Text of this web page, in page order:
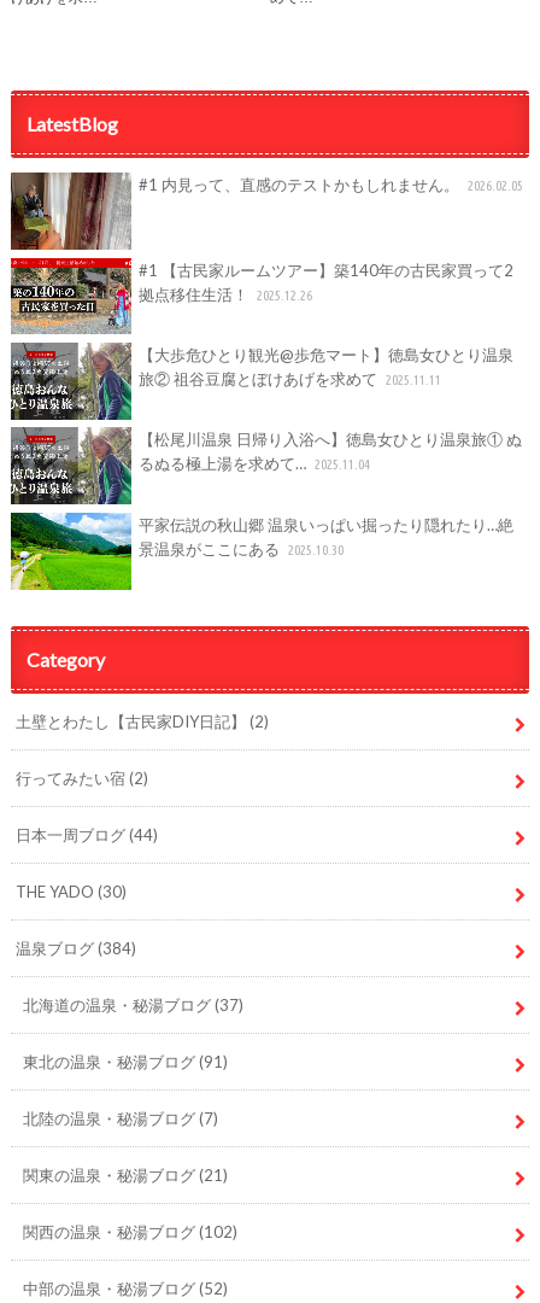
LatestBlog
#1 内見って、直感のテストかもしれません。 2026.02.05
#1 【古民家ルームツアー】築140年の古民家買って2
拠点移住生活！
2025.12.26
【大歩危ひとり観光@歩危マート】徳島女ひとり温泉
旅② 祖谷豆腐とぼけあげを求めて
2025.11.11
【松尾川温泉 日帰り入浴へ】徳島女ひとり温泉旅① ぬ
るぬる極上湯を求めて… 2025.11.04
平家伝説の秋山郷 温泉いっぱい掘ったり隠れたり…絶
景温泉がここにある
2025.10.30
Category
土壁とわたし【古民家DIY日記】 (2)
行ってみたい宿(2)
日本一周ブログ(44)
THE YADO (30)
温泉ブログ(384)
北海道の温泉・秘湯ブログ(37)
東北の温泉・秘湯ブログ(91)
北陸の温泉・秘湯ブログ(7)
関東の温泉・秘湯ブログ(21)
関西の温泉・秘湯ブログ(102)
中部の温泉・秘湯ブログ(52)